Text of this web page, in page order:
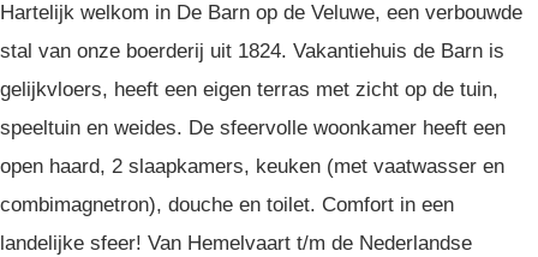
Hartelijk welkom in De Barn op de Veluwe, een verbouwde
stal van onze boerderij uit 1824. Vakantiehuis de Barn is
gelijkvloers, heeft een eigen terras met zicht op de tuin,
speeltuin en weides. De sfeervolle woonkamer heeft een
open haard, 2 slaapkamers, keuken (met vaatwasser en
combimagnetron), douche en toilet. Comfort in een
landelijke sfeer! Van Hemelvaart t/m de Nederlandse